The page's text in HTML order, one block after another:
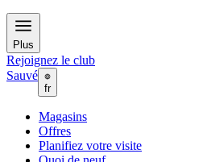
Plus
Rejoignez le club
Sauvé
fr
Magasins
Offres
Planifiez votre visite